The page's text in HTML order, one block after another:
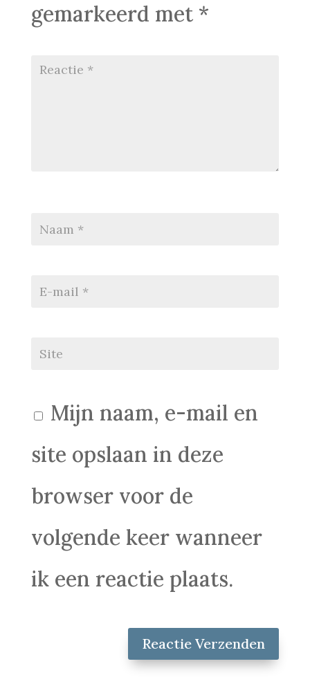
gemarkeerd met *
Mijn naam, e-mail en
site opslaan in deze
browser voor de
volgende keer wanneer
ik een reactie plaats.
Reactie Verzenden